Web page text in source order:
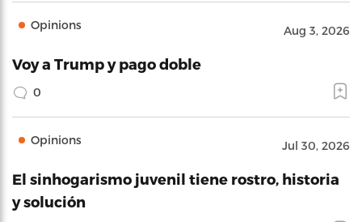
Opinions Aug 3, 2026
Voy a Trump y pago doble
0
Opinions Jul 30, 2026
El sinhogarismo juvenil tiene rostro, historia
y solución